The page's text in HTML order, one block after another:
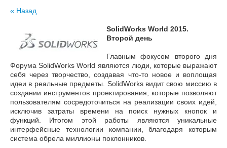
« Назад
SolidWorks World 2015.
Второй день
Главным фокусом второго дня
Форума SolidWorks World являются люди, которые выражают
себя через творчество, создавая что-то новое и воплощая
идеи в реальные предметы. SolidWorks видит свою миссию в
создании инструментов проектирования, которые позволяют
пользователям сосредоточиться на реализации своих идей,
исключив затраты времени на поиск нужных кнопок и
функций. Итогом этой работы являются уникальные
интерфейсные технологии компании, благодаря которым
система обрела миллионы поклонников.